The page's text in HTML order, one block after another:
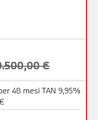
€
48 mesi TAN 9,95%